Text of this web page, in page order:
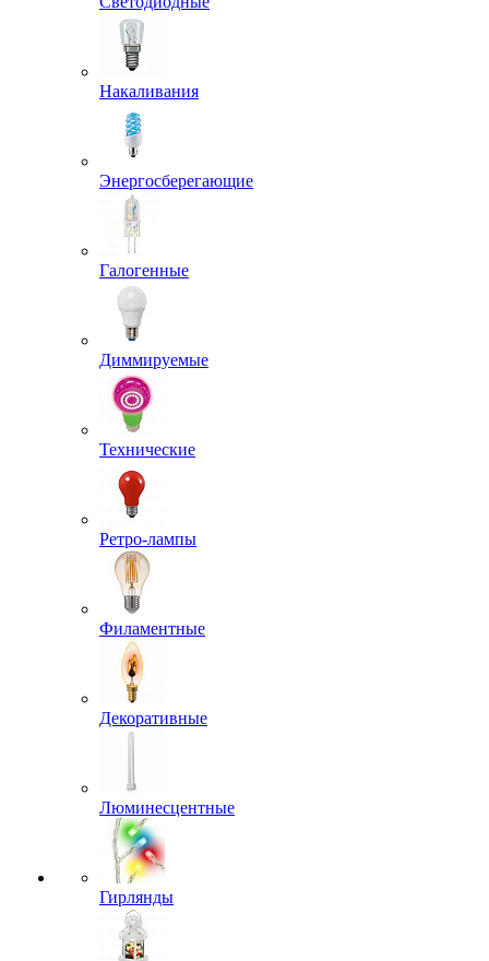
Накаливания
Энергосберегающие
Галогенные
Диммируемые
Технические
Ретро-лампы
Филаментные
Декоративные
Люминесцентные
Гирлянды